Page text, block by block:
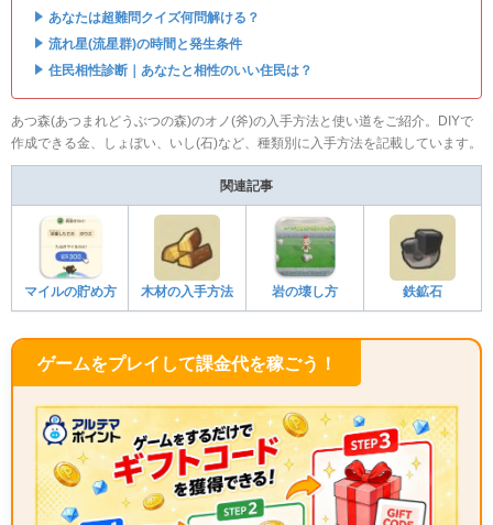
・ あなたは超難問クイズ何問解ける？
・ 流れ星(流星群)の時間と発生条件
・ 住民相性診断｜あなたと相性のいい住民は？
あつ森(あつまれどうぶつの森)のオノ(斧)の入手方法と使い道をご紹介。DIYで
作成できる金、しょぼい、いし(石)など、種類別に入手方法を記載しています。
関連記事
マイルの貯め方 木材の入手方法 岩の壊し方 鉄鉱石
ゲームをプレイして課金代を稼ごう！